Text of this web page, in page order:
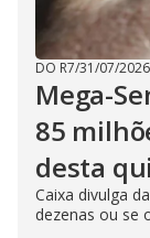
DO R7/31/07/2026
Mega-
85
desta
Caixa divulga
dezenas ou se